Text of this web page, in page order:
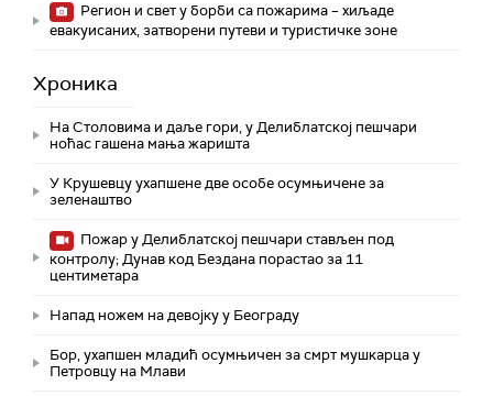
Регион и свет у борби са пожарима – хиљаде
евакуисаних, затворени путеви и туристичке зоне
Хроника
На Столовима и даље гори, у Делиблатској пешчари
ноћас гашена мања жаришта
У Крушевцу ухапшене две особе осумњичене за
зеленаштво
Пожар у Делиблатској пешчари стављен под
контролу; Дунав код Бездана порастао за 11
центиметара
Напад ножем на девојку у Београду
Бор, ухапшен младић осумњичен за смрт мушкарца у
Петровцу на Млави